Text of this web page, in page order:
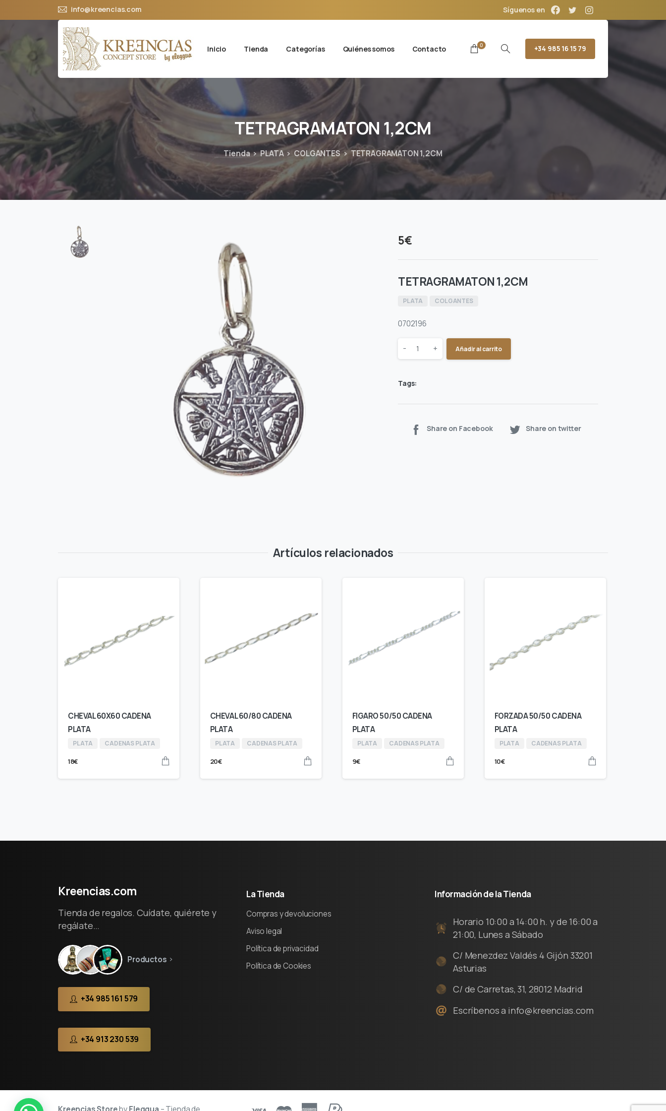
info@kreencias.com Síguenos en
Inicio Tienda Categorías Quiénes somos Contacto 0 +34 985 16 15 79
TETRAGRAMATON 1,2CM
Tienda PLATA COLGANTES TETRAGRAMATON 1,2CM
5€
TETRAGRAMATON 1,2CM
PLATA COLGANTES
0702196
Quantity
- + Añadir al carrito
Tags:
Share on Facebook Share on twitter
Artículos relacionados
CHEVAL 60X60 CADENA
PLATA
PLATA CADENAS PLATA
18€
CHEVAL 60/80 CADENA
PLATA
PLATA CADENAS PLATA
20€
FIGARO 50/50 CADENA
PLATA
PLATA CADENAS PLATA
9€
FORZADA 50/50 CADENA
PLATA
PLATA CADENAS PLATA
10€
Kreencias.com
Tienda de regalos. Cuídate, quiérete y
regálate…
Productos
+34 985 161 579
+34 913 230 539
LaTienda
Compras y devoluciones
Aviso legal
Política de privacidad
Política de Cookies
InformacióndelaTienda
Horario 10:00 a 14:00 h. y de 16:00 a
21:00, Lunes a Sábado
C/ Menezdez Valdés 4 Gijón 33201
Asturias
C/ de Carretas, 31, 28012 Madrid
Escríbenos a info@kreencias.com